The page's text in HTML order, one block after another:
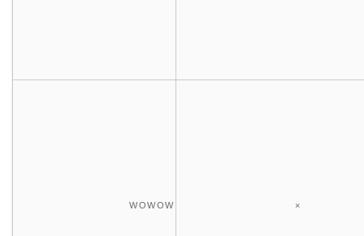
WOWOW ×